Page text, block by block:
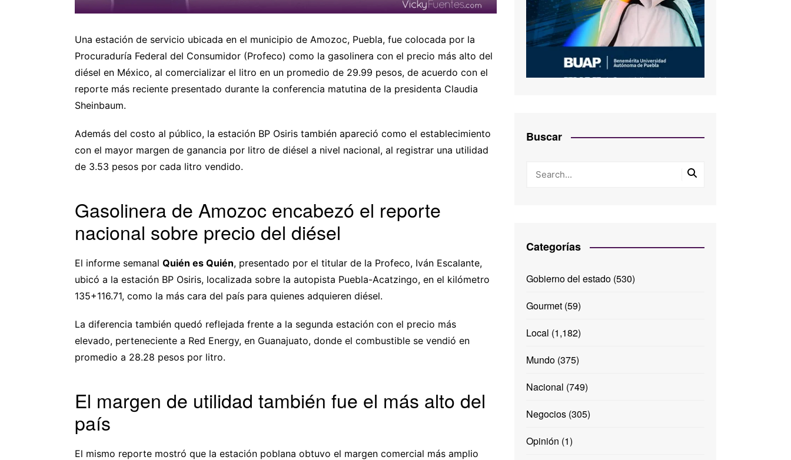
Una estación de servicio ubicada en el municipio de Amozoc, Puebla, fue colocada por la
Procuraduría Federal del Consumidor (Profeco) como la gasolinera con el precio más alto del
diésel en México, al comercializar el litro en un promedio de 29.99 pesos, de acuerdo con el
reporte más reciente presentado durante la conferencia matutina de la presidenta Claudia
Sheinbaum.
Además del costo al público, la estación BP Osiris también apareció como el establecimiento
con el mayor margen de ganancia por litro de diésel a nivel nacional, al registrar una utilidad
de 3.53 pesos por cada litro vendido.
Gasolinera de Amozoc encabezó el reporte
nacional sobre precio del diésel
El informe semanal Quién es Quién, presentado por el titular de la Profeco, Iván Escalante,
ubicó a la estación BP Osiris, localizada sobre la autopista Puebla-Acatzingo, en el kilómetro
135+116.71, como la más cara del país para quienes adquieren diésel.
La diferencia también quedó reflejada frente a la segunda estación con el precio más
elevado, perteneciente a Red Energy, en Guanajuato, donde el combustible se vendió en
promedio a 28.28 pesos por litro.
El margen de utilidad también fue el más alto del
país
El mismo reporte mostró que la estación poblana obtuvo el margen comercial más amplio
Buscar
Categorías
Gobierno del estado(530)
Gourmet(59)
Local (1,182)
Mundo(375)
Nacional (749)
Negocios(305)
Opinión (1)